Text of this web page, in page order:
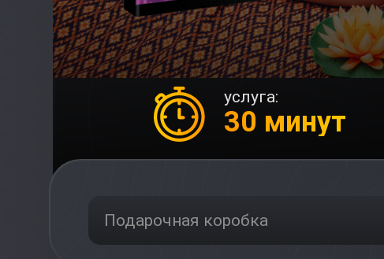
услуга:
30 минут
Подарочная коробка